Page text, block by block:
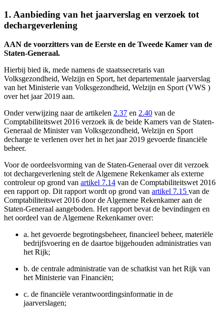
1. Aanbieding van het jaarverslag en verzoek tot
dechargeverlening
AAN de voorzitters van de Eerste en de Tweede Kamer van de
Staten-Generaal.
Hierbij bied ik, mede namens de staatssecretaris van
Volksgezondheid, Welzijn en Sport, het departementale jaarverslag
van het Ministerie van Volksgezondheid, Welzijn en Sport (VWS )
over het jaar 2019 aan.
Onder verwijzing naar de artikelen 2.37 en 2.40 van de
Comptabiliteitswet 2016 verzoek ik de beide Kamers van de Staten-
Generaal de Minister van Volksgezondheid, Welzijn en Sport
decharge te verlenen over het in het jaar 2019 gevoerde financiële
beheer.
Voor de oordeelsvorming van de Staten-Generaal over dit verzoek
tot dechargeverlening stelt de Algemene Rekenkamer als externe
controleur op grond van artikel 7.14 van de Comptabiliteitswet 2016
een rapport op. Dit rapport wordt op grond van artikel 7.15 van de
Comptabiliteitswet 2016 door de Algemene Rekenkamer aan de
Staten-Generaal aangeboden. Het rapport bevat de bevindingen en
het oordeel van de Algemene Rekenkamer over:
a. het gevoerde begrotingsbeheer, financieel beheer, materiële
bedrijfsvoering en de daartoe bijgehouden administraties van
het Rijk;
b. de centrale administratie van de schatkist van het Rijk van
het Ministerie van Financiën;
c. de financiële verantwoordingsinformatie in de
jaarverslagen;